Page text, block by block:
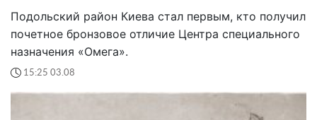
Подольский район Киева стал первым, кто получил
почетное бронзовое отличие Центра специального
назначения «Омега».
15:25 03.08